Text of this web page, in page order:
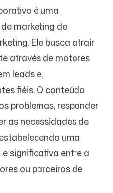
é uma
marketing de
Ele busca atrair
através de motores
leads e,
fiéis. O conteúdo
problemas, responder
as necessidades de
uma
significativa entre a
ou parceiros de